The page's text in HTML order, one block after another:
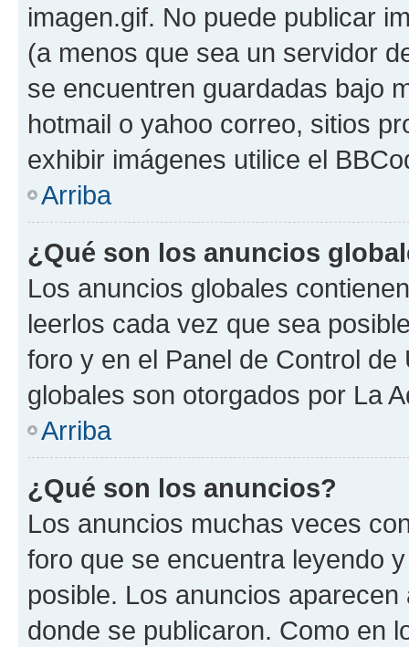
imagen.gif. No puede publicar
(a menos que sea un servidor
se encuentren guardadas bajo
hotmail o yahoo correo, sitios
exhibir imágenes utilice el
Arriba
¿Qué son los anuncios
Los anuncios globales
leerlos cada vez que sea
foro y en el Panel de Control
globales son otorgados por La
Arriba
¿Qué son los anuncios?
Los anuncios muchas veces
foro que se encuentra leyendo
posible. Los anuncios
donde se publicaron. Como en